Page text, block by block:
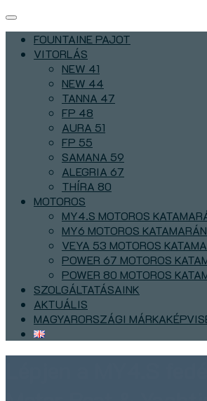
FOUNTAINE PAJOT
VITORLÁS
NEW 41
NEW 44
TANNA 47
FP 48
AURA 51
FP 55
SAMANA 59
ALEGRIA 67
THÍRA 80
MOTOROS
MY4.S MOTOROS
MY6 MOTOROS KATAMARÁN
VEYA 53 MOTOROS
POWER 67 MOTOROS
POWER 80 MOTOROS
SZOLGÁLTATÁSAINK
AKTUÁLIS
MAGYARORSZÁGI